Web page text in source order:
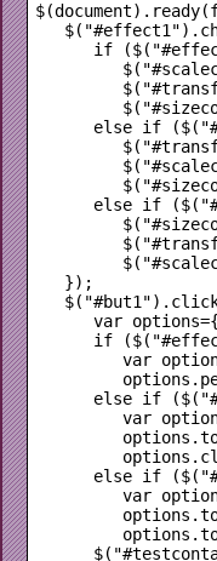
if
else if
else if
   });
var
if
var
else if
var
else if
var